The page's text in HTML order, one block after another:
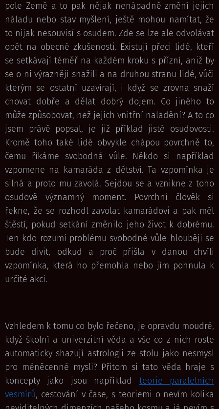
pole Země a to pak nějak nenápadně změní jejich
náladu nebo stav myšlení, ještě mohou namítat, že
to nijak nesouvisí s osudem. Zde se lze ale odvolávat
opět na obecné zkušenosti. Existují přeci lidé, kteří
se setkávají téměř na každém kroku s přízní, aniž by
se o ni výrazněji snažili a na druhou stranu lidé, vůči
kterým se ostatní uzavírají, i když se zrovna snaží
chovat dobře a dělat dobrý dojem. Co jiného to
může způsobovat, než jejich vnitřní naladění? A to co
jsem právě popsal, je již příklad jisté osudovosti.
Kromě toho také lidé obvykle chápou povrchně to,
čemu říkáme svobodná vůle. Někdo si například
vzpomene na kamaráda z dětství. Ta vzpomínka je
silná a proto mu zavolá. Sejdou se a vznikne z toho
osudově významný moment. Povrchní člověk si
řekne, že se rozhodl zavolat kamarádovi a pak měl
štěstí, pokud setkání změnilo jeho život k dobrému.
Ten kdo rozumí problému svobodné vůle hlouběji se
bude divit, odkud a proč přišla v danou chvíli
vzpomínka, která ho přemohla nebo jím pohnula k
určité akci.
Vzhledem k tomu co bylo řečeno, je opravdu moudré,
když školní a univerzitní věda a vše co z nich roste
automaticky shazují astrologii ze stolu jako nesmysl
pro méněcenné mysli? Přitom si tato věda hraje s
koncepty jako jsou například teorie paralelních
vesmírů, cestování v čase, s teoriemi o nevím kolika